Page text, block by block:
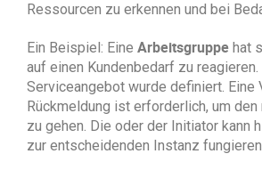
Ressourcen zu erkennen und bei
Ein Beispiel: Eine Arbeitsgruppe hat
auf einen Kundenbedarf zu reagieren.
Serviceangebot wurde definiert. Eine
Rückmeldung ist erforderlich, um
zu gehen. Die oder der Initiator kann
zur entscheidenden Instanz